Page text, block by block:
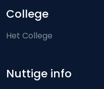
College
Het College
Nuttige info